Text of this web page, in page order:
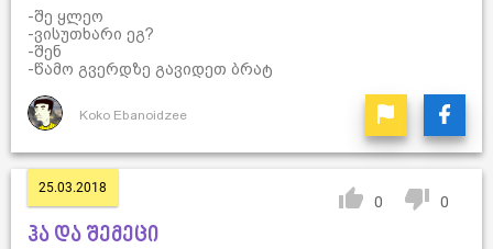
-შე ყლეო
-ვისუთხარი ეგ?
-შენ
-წამო გვერდზე გავიდეთ ბრატ
Koko Ebanoidzee
25.03.2018
0 0
ჰა და შემეცი